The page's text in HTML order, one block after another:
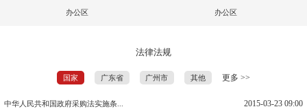
办公区 办公区
法律法规
国家 广东省 广州市 其他 更多 >>
中华人民共和国政府采购法实施条... 2015-03-23 09:00